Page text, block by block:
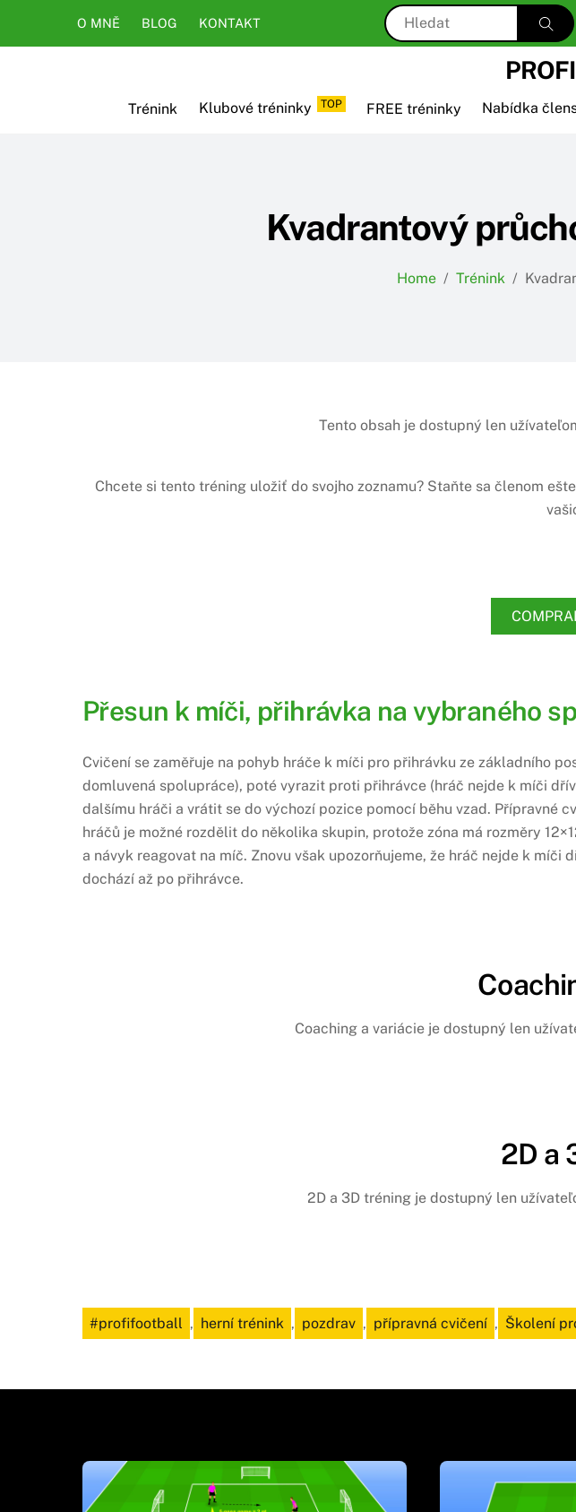
O MNĚ BLOG KONTAKT
Trénink Klubové tréninky TOP FREE tréninky Nabídka
Kvadrantový
Home / Trénink /
Tento obsah je dostupný len
Chcete si tento tréning uložiť do svojho zoznamu? Staňte sa členom
Přesun k míči, přihrávka na vybraného
Cvičení se zaměřuje na pohyb hráče k míči pro přihrávku ze základního
domluvená spolupráce), poté vyrazit proti přihrávce (hráč nejde k míči
dalšímu hráči a vrátit se do výchozí pozice pomocí běhu vzad. Přípravné
hráčů je možné rozdělit do několika skupin, protože zóna má rozměry
a návyk reagovat na míč. Znovu však upozorňujeme, že hráč nejde k
dochází až po přihrávce.
Coaching a variácie je dostupný len
2D a
2D a 3D tréning je dostupný len
#profifootball , herní trénink , pozdrav , přípravná cvičení , Školení